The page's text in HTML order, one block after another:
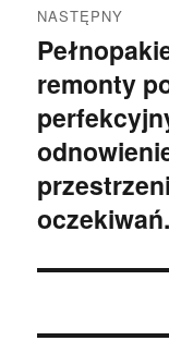
NASTĘPNY
Następny
wpis:
remonty
oczekiwań.